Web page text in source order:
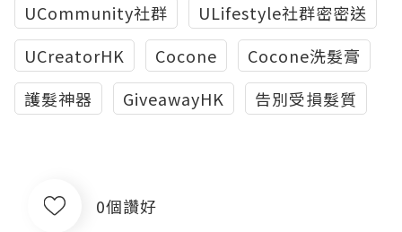
UCommunity社群
ULifestyle社群密密送
UCreatorHK
Cocone
Cocone洗髮膏
護髮神器
GiveawayHK 告別受損髮質
0個讚好